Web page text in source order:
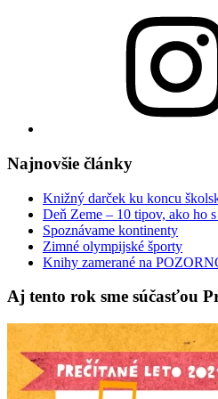
Najnovšie články
Knižný darček ku koncu
Deň Zeme – 10 tipov, ako ho
Spoznávame kontinenty
Zimné olympijské športy
Knihy zamerané na
Aj tento rok sme súčasťou